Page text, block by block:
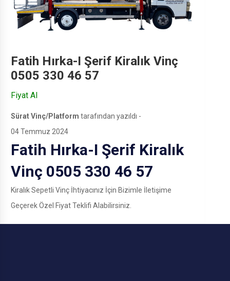
Fatih Hırka-I Şerif Kiralık Vinç
0505 330 46 57
Fiyat Al
Sürat Vinç/Platform tarafından yazıldı -
04 Temmuz 2024
Fatih Hırka-I Şerif Kiralık
Vinç 0505 330 46 57
Kiralık Sepetli Vinç İhtiyacınız İçin Bizimle İletişime
Geçerek Özel Fiyat Teklifi Alabilirsiniz.